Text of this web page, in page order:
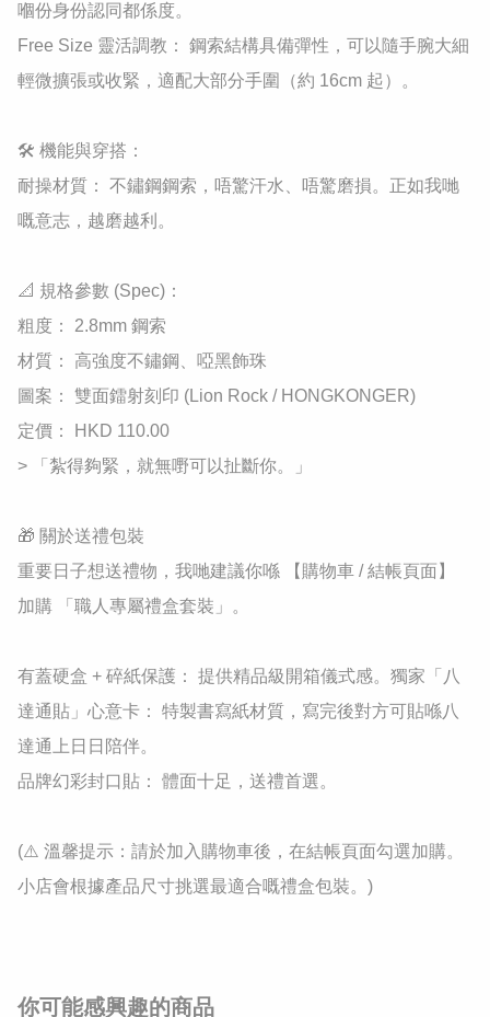
嗰份身份認同都係度。
​Free Size 靈活調教： 鋼索結構具備彈性，可以隨手腕大細
輕微擴張或收緊，適配大部分手圍（約 16cm 起）。
​🛠️ 機能與穿搭：
​耐操材質： 不鏽鋼鋼索，唔驚汗水、唔驚磨損。正如我哋
嘅意志，越磨越利。
​📐 規格參數 (Spec)：
​粗度： 2.8mm 鋼索
​材質： 高強度不鏽鋼、啞黑飾珠
​圖案： 雙面鐳射刻印 (Lion Rock / HONGKONGER)
​定價： HKD 110.00
​> 「紮得夠緊，就無嘢可以扯斷你。」
🎁 關於送禮包裝
重要日子想送禮物，我哋建議你喺 【購物車 / 結帳頁面】
加購 「職人專屬禮盒套裝」。
有蓋硬盒 + 碎紙保護： 提供精品級開箱儀式感。獨家「八
達通貼」心意卡： 特製書寫紙材質，寫完後對方可貼喺八
達通上日日陪伴。
品牌幻彩封口貼： 體面十足，送禮首選。
(⚠️ 溫馨提示：請於加入購物車後，在結帳頁面勾選加購。
小店會根據產品尺寸挑選最適合嘅禮盒包裝。)
你可能感興趣的商品